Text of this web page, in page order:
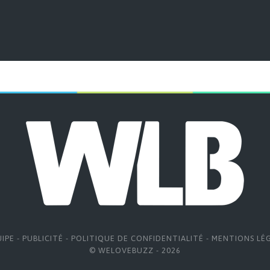
- PUBLICITÉ - POLITIQUE DE CONFIDENTIALITÉ - MENTIONS
© WELOVEBUZZ - 2026